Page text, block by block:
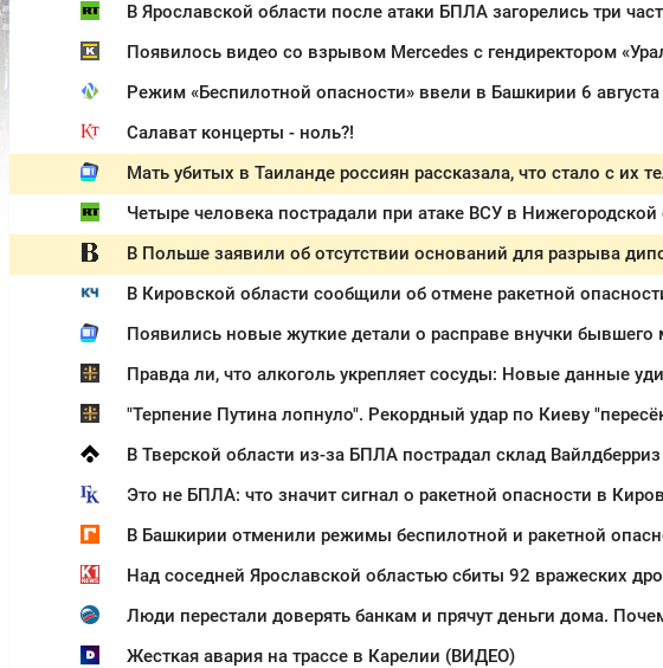
В Ярославской области после атаки БПЛА загорелись три
Появилось видео со взрывом Mercedes с гендиректором
Режим «Беспилотной опасности» ввели в Башкирии 6 августа
Салават концерты - ноль?!
Мать убитых в Таиланде россиян рассказала, что стало с их
Четыре человека пострадали при атаке ВСУ в Нижегородской
В Польше заявили об отсутствии оснований для разрыва
В Кировской области сообщили об отмене ракетной
Правда ли, что алкоголь укрепляет сосуды: Новые данные
Это не БПЛА: что значит сигнал о ракетной опасности в
В Башкирии отменили режимы беспилотной и ракетной
Над соседней Ярославской областью сбиты 92 вражеских
Люди перестали доверять банкам и прячут деньги дома.
Жесткая авария на трассе в Карелии (ВИДЕО)